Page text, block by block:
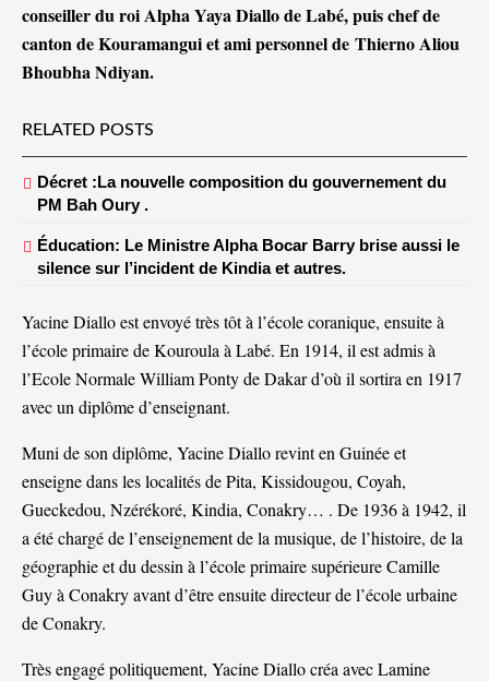
conseiller du roi Alpha Yaya Diallo de Labé, puis chef de
canton de Kouramangui et ami personnel de Thierno Aliou
Bhoubha Ndiyan.
RELATED POSTS
Décret :La nouvelle composition du gouvernement du
PM Bah Oury .
Éducation: Le Ministre Alpha Bocar Barry brise aussi le
silence sur l’incident de Kindia et autres.
Yacine Diallo est envoyé très tôt à l’école coranique, ensuite à
l’école primaire de Kouroula à Labé. En 1914, il est admis à
l’Ecole Normale William Ponty de Dakar d’où il sortira en 1917
avec un diplôme d’enseignant.
Muni de son diplôme, Yacine Diallo revint en Guinée et
enseigne dans les localités de Pita, Kissidougou, Coyah,
Gueckedou, Nzérékoré, Kindia, Conakry… . De 1936 à 1942, il
a été chargé de l’enseignement de la musique, de l’histoire, de la
géographie et du dessin à l’école primaire supérieure Camille
Guy à Conakry avant d’être ensuite directeur de l’école urbaine
de Conakry.
Très engagé politiquement, Yacine Diallo créa avec Lamine